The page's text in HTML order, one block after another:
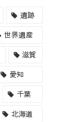
遺跡
世界遺産
滋賀
愛知
千葉
北海道